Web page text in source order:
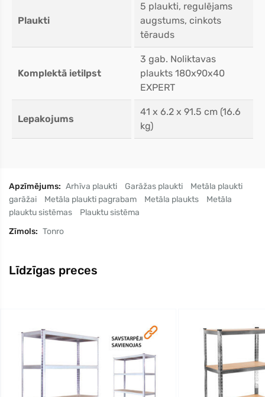
Plaukti
5 plaukti, regulējams
augstums, cinkots
tērauds
Komplektā ietilpst
3 gab. Noliktavas
plaukts 180x90x40
EXPERT
Lepakojums
41 x 6.2 x 91.5 cm (16.6
kg)
Apzīmējums: Arhīva plaukti Garāžas plaukti
Metāla plaukti
garāžai
Metāla plaukti pagrabam Metāla plaukts
Metāla
plauktu sistēmas
Plauktu sistēma
Zīmols: Tonro
Līdzīgas preces